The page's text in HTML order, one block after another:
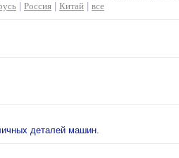
Россия Китай все
деталей машин.